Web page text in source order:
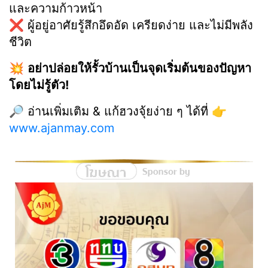
และความก้าวหน้า
❌ ผู้อยู่อาศัยรู้สึกอึดอัด เครียดง่าย และไม่มีพลัง
ชีวิต
💥 อย่าปล่อยให้รั้วบ้านเป็นจุดเริ่มต้นของปัญหา
โดยไม่รู้ตัว!
🔎 อ่านเพิ่มเติม & แก้ฮวงจุ้ยง่าย ๆ ได้ที่ 👉
www.ajanmay.com